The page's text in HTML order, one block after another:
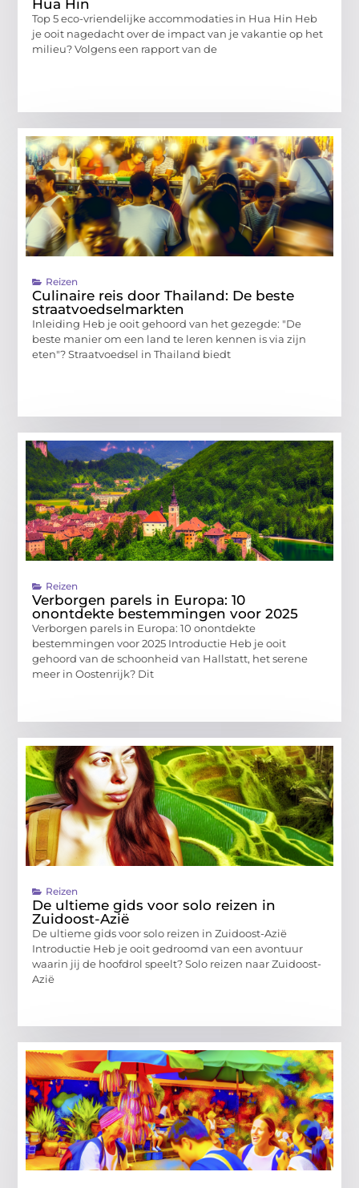
Hua Hin
Top 5 eco-vriendelijke accommodaties in Hua Hin Heb
je ooit nagedacht over de impact van je vakantie op het
milieu? Volgens een rapport van de
Reizen
Culinaire reis door Thailand: De beste
straatvoedselmarkten
Inleiding Heb je ooit gehoord van het gezegde: "De
beste manier om een land te leren kennen is via zijn
eten"? Straatvoedsel in Thailand biedt
Reizen
Verborgen parels in Europa: 10
onontdekte bestemmingen voor 2025
Verborgen parels in Europa: 10 onontdekte
bestemmingen voor 2025 Introductie Heb je ooit
gehoord van de schoonheid van Hallstatt, het serene
meer in Oostenrijk? Dit
Reizen
De ultieme gids voor solo reizen in
Zuidoost-Azië
De ultieme gids voor solo reizen in Zuidoost-Azië
Introductie Heb je ooit gedroomd van een avontuur
waarin jij de hoofdrol speelt? Solo reizen naar Zuidoost-
Azië